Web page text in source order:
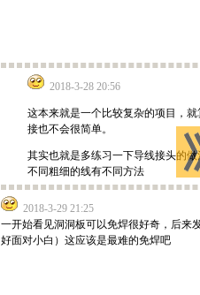
2018-3-28 20:56
这本来就是一个比较复杂的项目，
接也不会很简单。
其实也就是多练习一下导线接头的
不同粗细的线有不同方法
2018-3-29 21:25
一开始看见洞洞板可以免焊很好奇，后来
好面对小白）这应该是最难的免焊吧